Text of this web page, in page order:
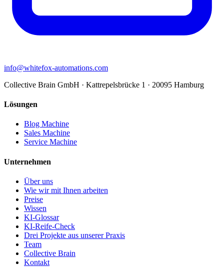
info@whitefox-automations.com
Collective Brain GmbH · Kattrepelsbrücke 1 · 20095 Hamburg
Lösungen
Blog Machine
Sales Machine
Service Machine
Unternehmen
Über uns
Wie wir mit Ihnen arbeiten
Preise
Wissen
KI-Glossar
KI-Reife-Check
Drei Projekte aus unserer Praxis
Team
Collective Brain
Kontakt